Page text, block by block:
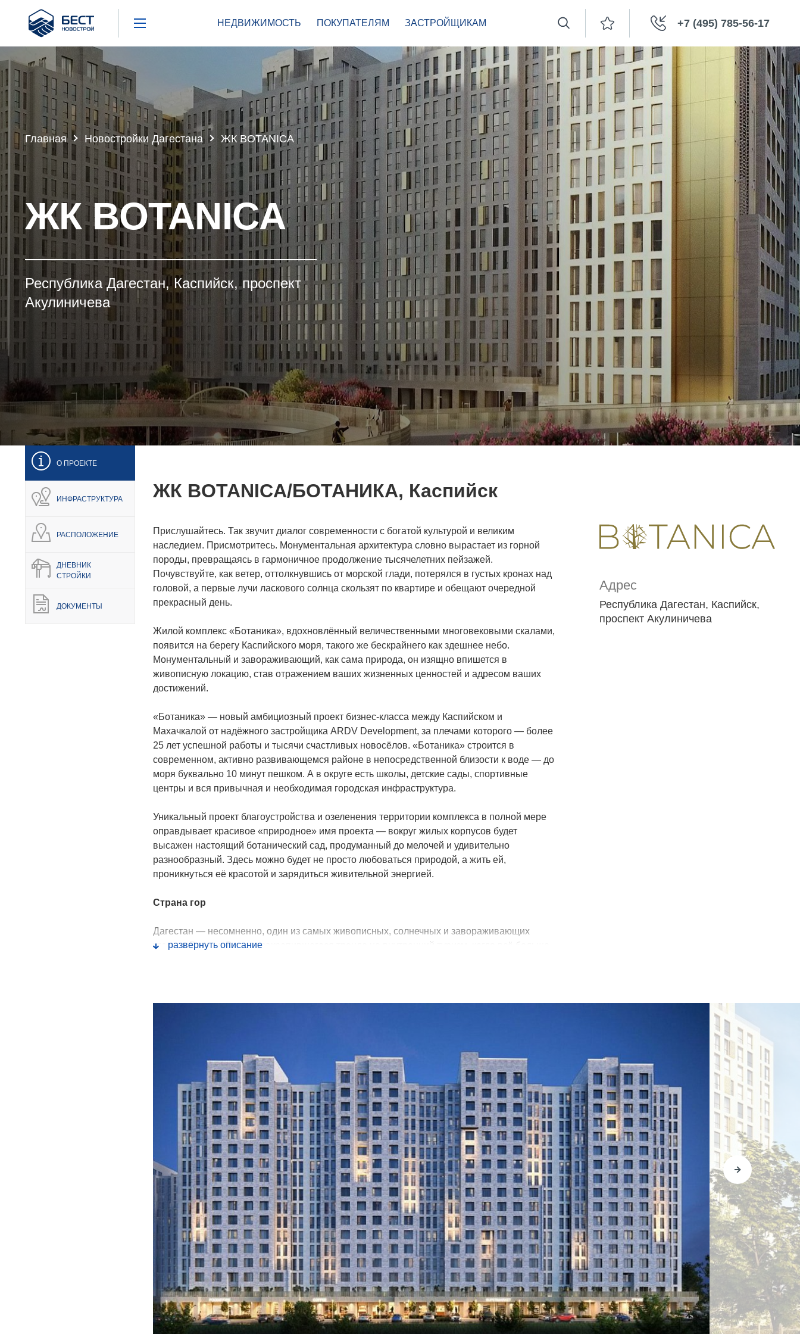
Бест
Новострой
НЕДВИЖИМОСТЬ ПОКУПАТЕЛЯМ ЗАСТРОЙЩИКАМ +7 (495) 785-56-17
ПОКУПАТЕЛЯМ
Акции
Ипотека
Обмен квартир
Документы
ЗАСТРОЙЩИКАМ
Консалтинг и аналитика
Управление продажами
Привлечение инвестиций
О КОМПАНИИ
БЕСТ-Новострой
Награды
Пресс-центр
Блог
Партнеры
Главная Новостройки Дагестана ЖК BOTANICA
ЖК BOTANICA
Республика Дагестан, Каспийск, проспект
Акулиничева
О ПРОЕКТЕ
ИНФРАСТРУКТУРА
РАСПОЛОЖЕНИЕ
ДНЕВНИК
СТРОЙКИ
ДОКУМЕНТЫ
ЖК BOTANICA/БОТАНИКА, Каспийск
Адрес
Республика Дагестан, Каспийск,
проспект Акулиничева
Прислушайтесь. Так звучит диалог современности с богатой культурой и великим
наследием. Присмотритесь. Монументальная архитектура словно вырастает из горной
породы, превращаясь в гармоничное продолжение тысячелетних пейзажей.
Почувствуйте, как ветер, оттолкнувшись от морской глади, потерялся в густых кронах над
головой, а первые лучи ласкового солнца скользят по квартире и обещают очередной
прекрасный день.
Жилой комплекс «Ботаника», вдохновлённый величественными многовековыми скалами,
появится на берегу Каспийского моря, такого же бескрайнего как здешнее небо.
Монументальный и завораживающий, как сама природа, он изящно впишется в
живописную локацию, став отражением ваших жизненных ценностей и адресом ваших
достижений.
«Ботаника» — новый амбициозный проект бизнес-класса между Каспийском и
Махачкалой от надёжного застройщика ARDV Development, за плечами которого — более
25 лет успешной работы и тысячи счастливых новосёлов. «Ботаника» строится в
современном, активно развивающемся районе в непосредственной близости к воде — до
моря буквально 10 минут пешком. А в округе есть школы, детские сады, спортивные
центры и вся привычная и необходимая городская инфраструктура.
Уникальный проект благоустройства и озеленения территории комплекса в полной мере
оправдывает красивое «природное» имя проекта — вокруг жилых корпусов будет
высажен настоящий ботанический сад, продуманный до мелочей и удивительно
разнообразный. Здесь можно будет не просто любоваться природой, а жить ей,
проникнуться её красотой и зарядиться живительной энергией.
Страна гор
Дагестан — несомненно, один из самых живописных, солнечных и завораживающих
уголков России. В свете закрепившегося тренда на внутренний туризм, когда всё больше
мало кого оставляют равнодушным, о здешнем гостеприимстве и вкусной еде слагают
однажды побывал в Дагестане, мечтают сюда вернуться, а живущие в этих краях не
понимают, как можно променять эту невероятную красоту и наполненность на что-то ещё.
Продолжение природы
Архитектура жилого комплекса «Ботаника» станет прямым продолжением поразительной
красоты и самобытности окружающих пейзажей. В основе архитектурной идеи жилого
комплекса — чистая энергия природы, уважение к богатому культурному наследию, мощь
и величие гор. Корпуса «Ботаники» — будто залитые солнцем прибрежные скалы —
могущественные, монументальные, незыблемые. Комбинированные фасады из грубого,
колотого, пиленого и гладкого, будто отшлифованного камня деликатно повторяют почерк
природы, создают гармоничные объёмы и дарят домам благородный, живой облик.
Вертикальные золотистые панели на фасадах, так похожие на переливы дагестанского
солнца — это ещё один архитектурный приём, обыгрывающий удивительную особенность
этих мест — более 300 дней в году здесь стоит солнечная погода. Благодаря большим
окнам и панорамному остеклению в квартирах будет много воздуха и света, а виды на
море откроются поистине выразительные и захватывающие.
Дом для любимых
развернуть описание